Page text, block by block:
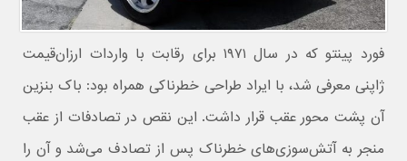
فورد پینتو که در سال ۱۹۷۱ برای رقابت با واردات ارزان‌قیمت
ژاپنی معرفی شد، با ایراد طراحی خطرناکی همراه بود: باک بنزین
آن پشت محور عقب قرار داشت. این نقص در تصادفات از عقب
منجر به آتش‌سوزی‌های خطرناک پس از تصادف می‌شد و آن را